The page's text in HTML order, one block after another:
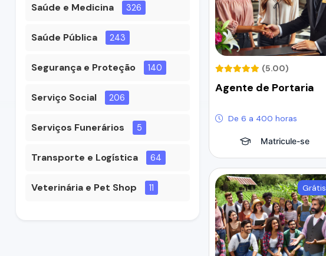
Saúde e Medicina 326
Saúde Pública 243
Segurança e Proteção 140
Serviço Social 206
Serviços Funerários 5
Transporte e Logística 64
Veterinária e Pet Shop 11
(5.00)
Agente de Portaria
De 6 a 400 horas
Matricule-se
Grátis